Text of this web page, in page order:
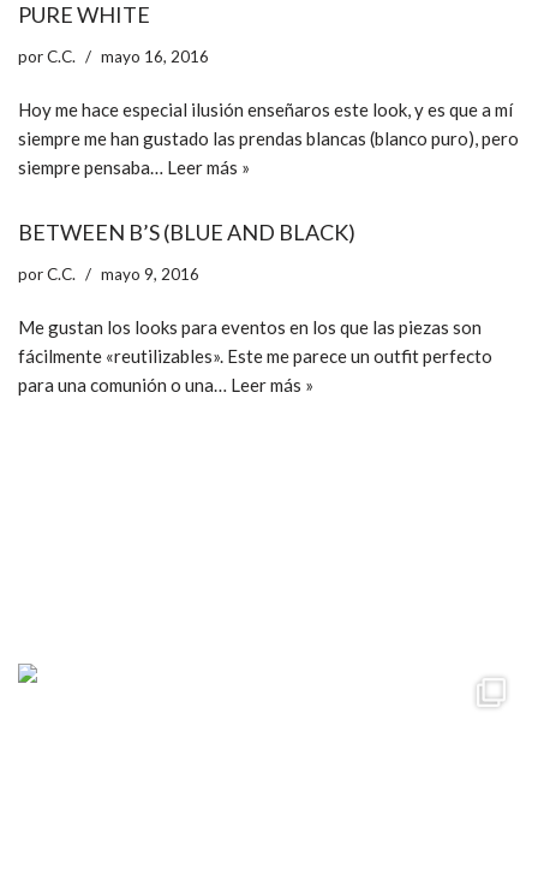
PURE WHITE
porC.C. mayo 16, 2016
Hoy me hace especial ilusión enseñaros este look, y es que a mí
siempre me han gustado las prendas blancas (blanco puro), pero
siempre pensaba… Leer más »
BETWEEN B’S (BLUE AND BLACK)
porC.C. mayo 9, 2016
Me gustan los looks para eventos en los que las piezas son
fácilmente «reutilizables». Este me parece un outfit perfecto
para una comunión o una… Leer más »